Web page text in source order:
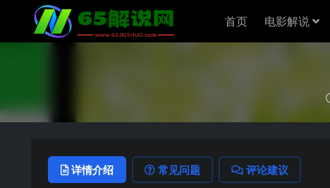
首页 电影解说
详情介绍 常见问题 评论建议